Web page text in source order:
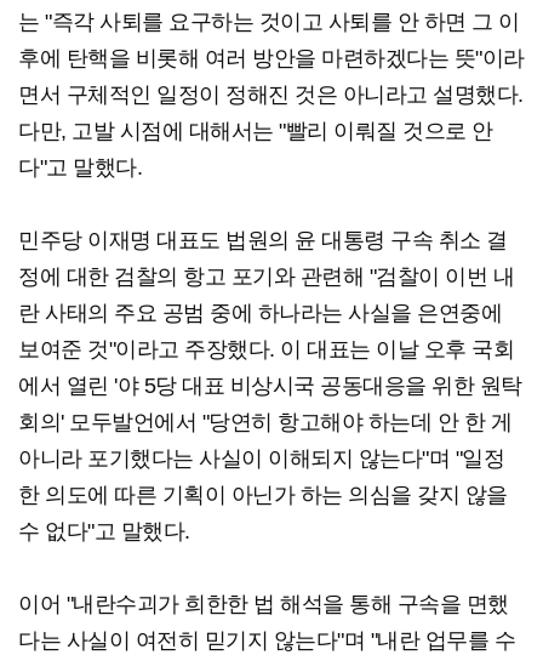
는 "즉각 사퇴를 요구하는 것이고 사퇴를 안 하면 그 이
후에 탄핵을 비롯해 여러 방안을 마련하겠다는 뜻"이라
면서 구체적인 일정이 정해진 것은 아니라고 설명했다.
다만, 고발 시점에 대해서는 "빨리 이뤄질 것으로 안
다"고 말했다.
민주당 이재명 대표도 법원의 윤 대통령 구속 취소 결
정에 대한 검찰의 항고 포기와 관련해 "검찰이 이번 내
란 사태의 주요 공범 중에 하나라는 사실을 은연중에
보여준 것"이라고 주장했다. 이 대표는 이날 오후 국회
에서 열린 '야 5당 대표 비상시국 공동대응을 위한 원탁
회의' 모두발언에서 "당연히 항고해야 하는데 안 한 게
아니라 포기했다는 사실이 이해되지 않는다"며 "일정
한 의도에 따른 기획이 아닌가 하는 의심을 갖지 않을
수 없다"고 말했다.
이어 "내란수괴가 희한한 법 해석을 통해 구속을 면했
다는 사실이 여전히 믿기지 않는다"며 "내란 업무를 수